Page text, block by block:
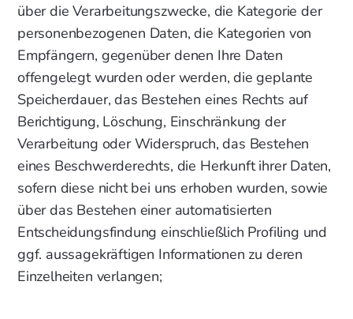
über die Verarbeitungszwecke, die Kategorie der
personenbezogenen Daten, die Kategorien von
Empfängern, gegenüber denen Ihre Daten
offengelegt wurden oder werden, die geplante
Speicherdauer, das Bestehen eines Rechts auf
Berichtigung, Löschung, Einschränkung der
Verarbeitung oder Widerspruch, das Bestehen
eines Beschwerderechts, die Herkunft ihrer Daten,
sofern diese nicht bei uns erhoben wurden, sowie
über das Bestehen einer automatisierten
Entscheidungsfindung einschließlich Profiling und
ggf. aussagekräftigen Informationen zu deren
Einzelheiten verlangen;